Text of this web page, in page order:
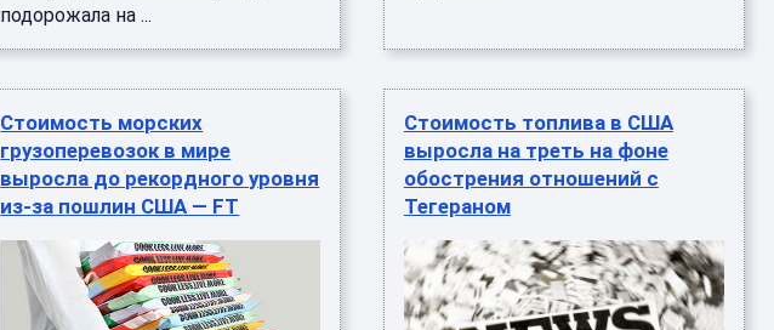
подорожала на ...
Стоимость морских
грузоперевозок в мире
выросла до рекордного уровня
из-за пошлин США — FT
Стоимость топлива в США
выросла на треть на фоне
обострения отношений с
Тегераном